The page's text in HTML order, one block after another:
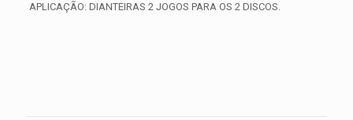
APLICAÇÃO: DIANTEIRAS 2 JOGOS PARA OS 2 DISCOS.